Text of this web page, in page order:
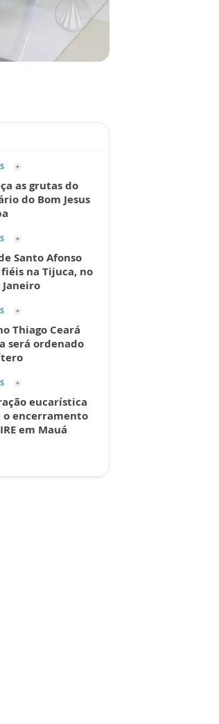
as grutas do
do Bom Jesus
Santo Afonso
na Tijuca, no
Janeiro
Thiago Ceará
será ordenado
eucarística
o encerramento
em Mauá